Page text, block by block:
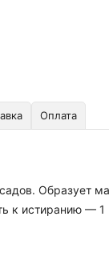
Оплата
Образует
истиранию — 1